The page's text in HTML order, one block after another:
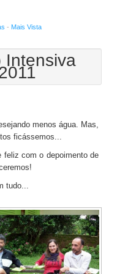
- Mais Vista
Intensiva
menos água. Mas,
ficássemos...
feliz com o depoimento de
tudo...